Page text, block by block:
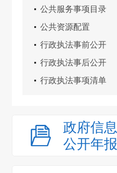
公共服务事项目录
公共资源配置
行政执法事前公开
行政执法事后公开
行政执法事项清单
政府信息
公开年报